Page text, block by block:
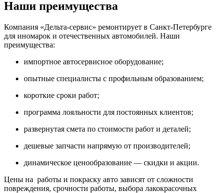
Наши преимущества
Компания «Дельта-сервис» ремонтирует в Санкт-Петербурге
для иномарок и отечественных автомобилей. Наши
преимущества:
импортное автосервисное оборудование;
опытные специалисты с профильным образованием;
короткие сроки работ;
программа лояльности для постоянных клиентов;
развернутая смета по стоимости работ и деталей;
дешевые запчасти напрямую от производителей;
динамическое ценообразование — скидки и акции.
Цены на работы и покраску авто зависят от сложности
повреждения, срочности работы, выбора лакокрасочных